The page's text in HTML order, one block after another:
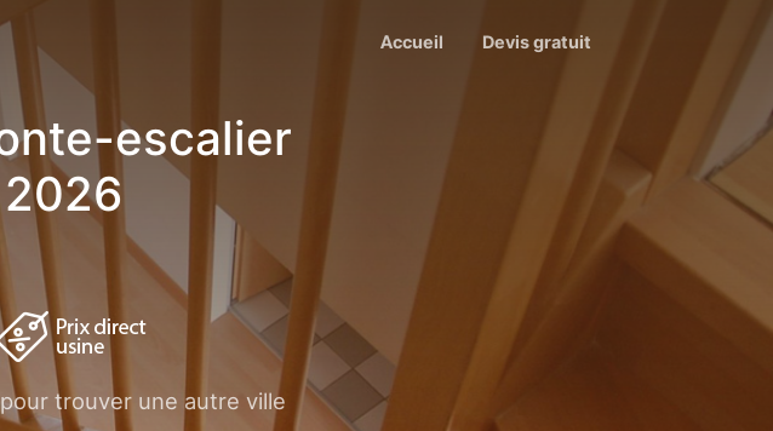
Accueil Devis gratuit
escalier
trouver une autre ville